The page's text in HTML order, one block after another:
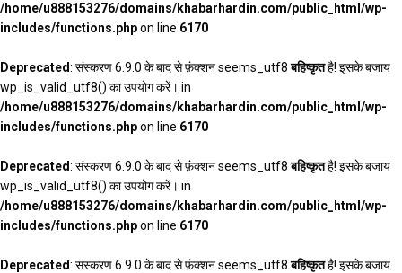
/home/u888153276/domains/khabarhardin.com/public_html/wp-
includes/functions.phpon line 6170
Deprecated: संस्करण 6.9.0 के बाद से फ़ंक्शन seems_utf8बहिष्कृतहै! इसके बजाय
wp_is_valid_utf8() का उपयोग करें। in
/home/u888153276/domains/khabarhardin.com/public_html/wp-
includes/functions.phpon line 6170
Deprecated: संस्करण 6.9.0 के बाद से फ़ंक्शन seems_utf8बहिष्कृतहै! इसके बजाय
wp_is_valid_utf8() का उपयोग करें। in
/home/u888153276/domains/khabarhardin.com/public_html/wp-
includes/functions.phpon line 6170
Deprecated: संस्करण 6.9.0 के बाद से फ़ंक्शन seems_utf8बहिष्कृतहै! इसके बजाय